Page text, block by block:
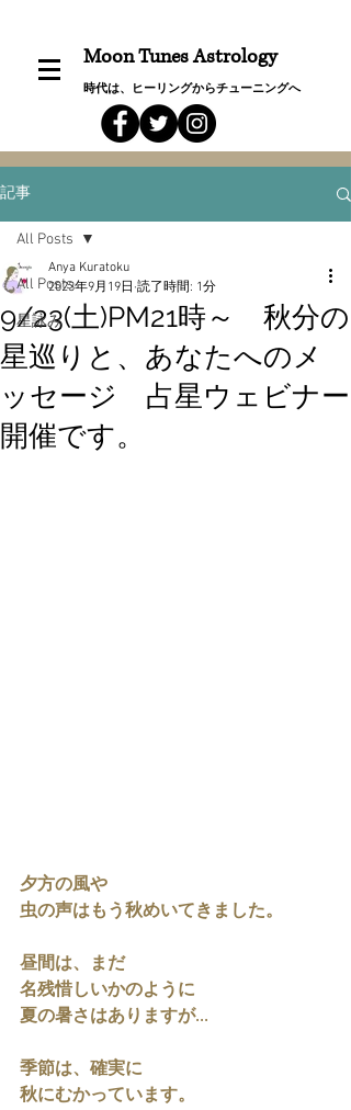
Moon Tunes Astrology
時代は、ヒーリングからチューニングへ
記事
All Posts
星詠み
All Posts
9/23(土)PM21時～ 秋分の
星巡りと、あなたへのメ
ッセージ 占星ウェビナー
開催です。
Anya Kuratoku
2023年9月19日 読了時間: 1分
夕方の風や
虫の声はもう秋めいてきました。
昼間は、まだ
名残惜しいかのように
夏の暑さはありますが...
季節は、確実に
秋にむかっています。